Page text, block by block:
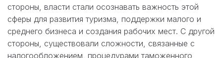
стороны, власти стали осознавать важность этой
сферы для развития туризма, поддержки малого и
среднего бизнеса и создания рабочих мест. С другой
стороны, существовали сложности, связанные с
налогообложением, процедурами таможенного